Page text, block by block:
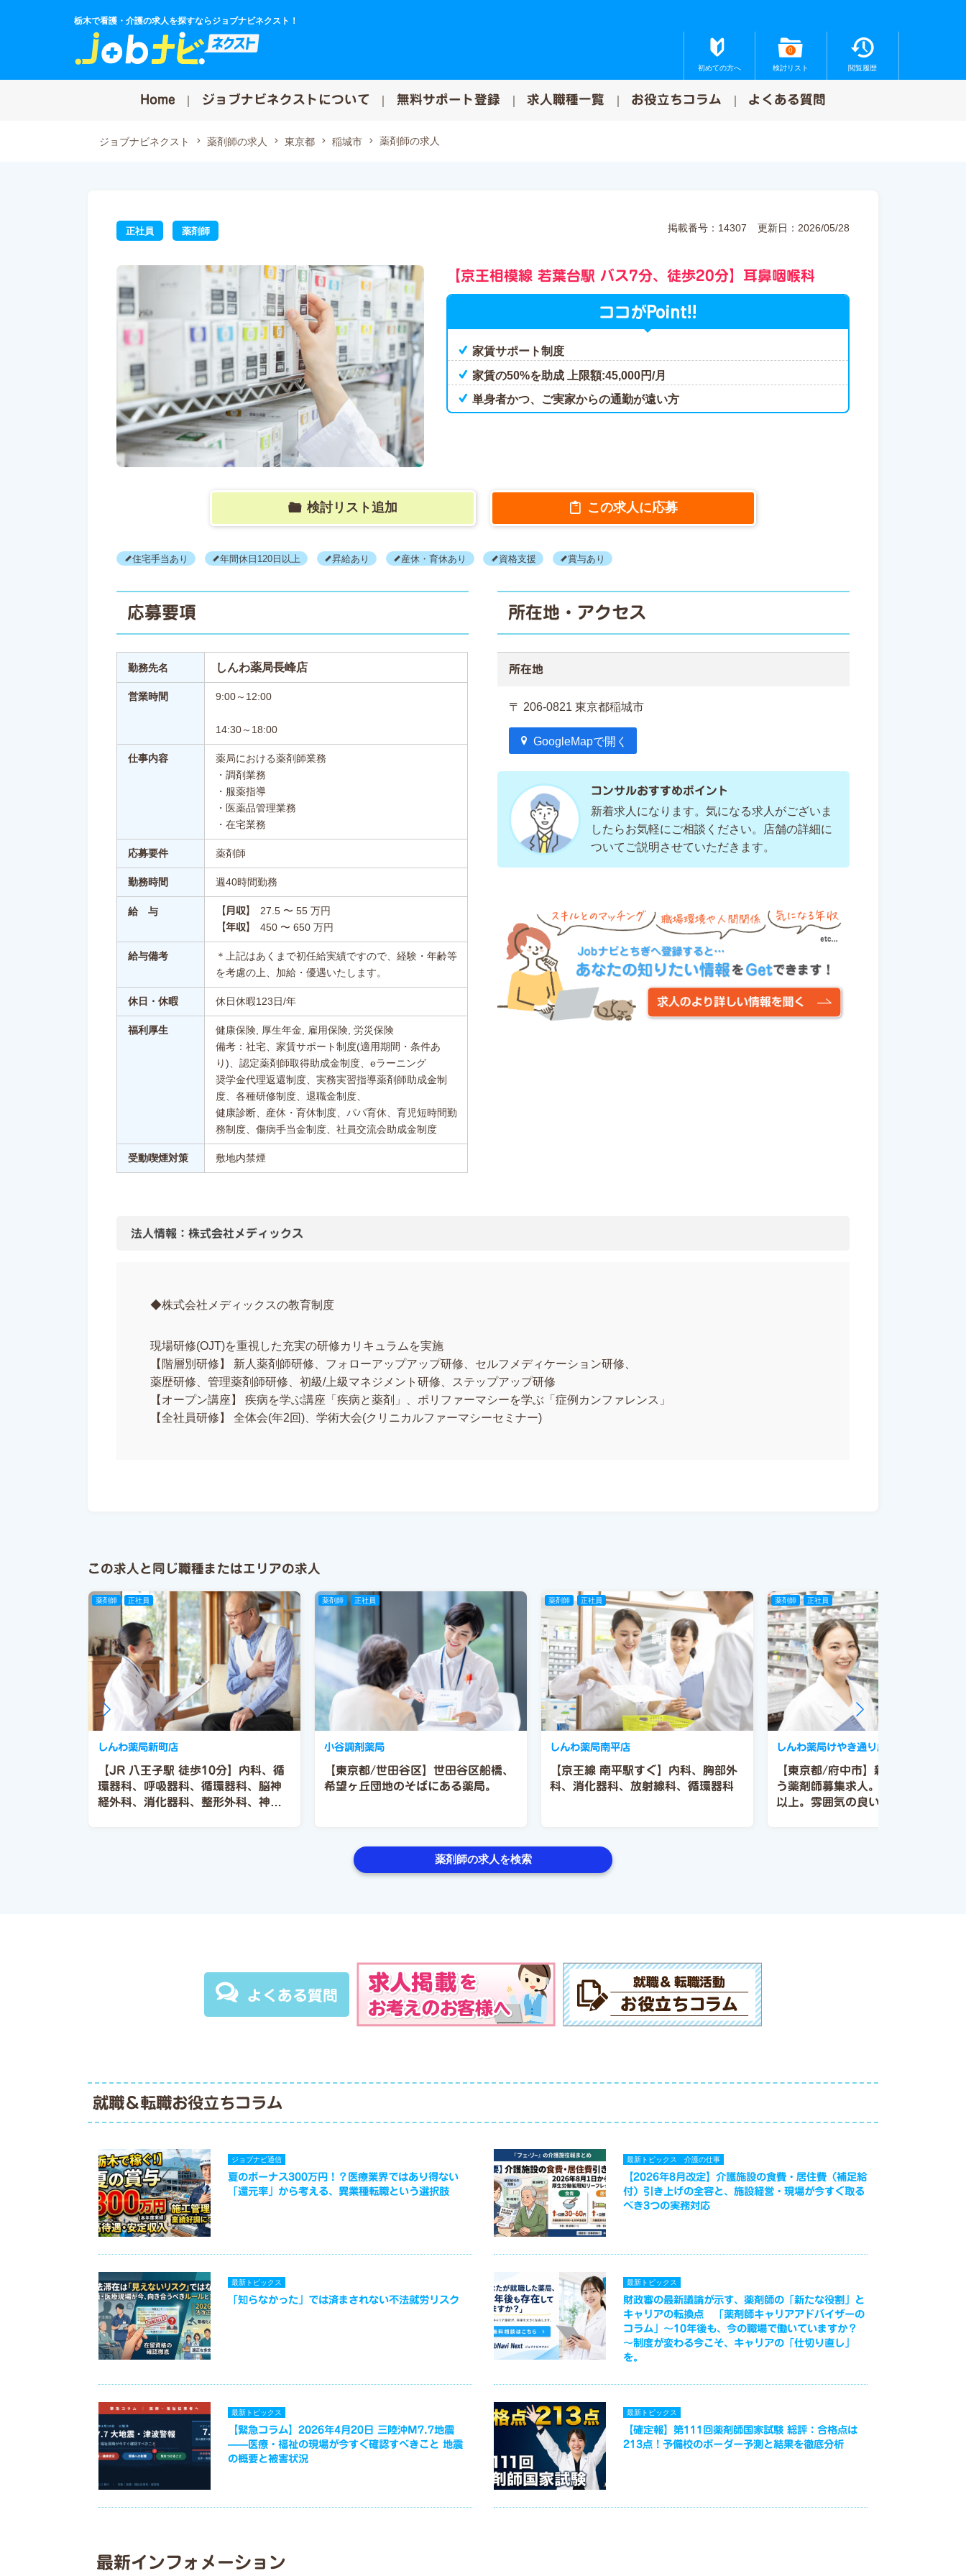
栃木で看護・介護の求人を探すならジョブナビネクスト！
初めての方へ
0
検討リスト 閲覧履歴
Home ジョブナビネクストについて 無料サポート登録 求人職種一覧 お役立ちコラム よくある質問
ジョブナビネクスト 薬剤師の求人 東京都 稲城市 薬剤師の求人
掲載番号：14307 更新日：2026/05/28
正社員 薬剤師
【京王相模線 若葉台駅 バス7分、徒歩20分】耳鼻咽喉科
ココがPoint!!
家賃サポート制度
家賃の50%を助成 上限額:45,000円/月
単身者かつ、ご実家からの通勤が遠い方
検討リスト追加 この求人に応募
住宅手当あり 年間休日120日以上 昇給あり 産休・育休あり 資格支援 賞与あり
応募要項
勤務先名 しんわ薬局長峰店
営業時間 9:00～12:00
14:30～18:00
仕事内容
薬局における薬剤師業務
・調剤業務
・服薬指導
・医薬品管理業務
・在宅業務
応募要件 薬剤師
勤務時間 週40時間勤務
給 与 【月収】 27.5 〜 55 万円
【年収】 450 〜 650 万円
給与備考
＊上記はあくまで初任給実績ですので、経験・年齢等
を考慮の上、加給・優遇いたします。
休日・休暇 休日休暇123日/年
福利厚生
健康保険, 厚生年金, 雇用保険, 労災保険
備考：社宅、家賃サポート制度(適用期間・条件あ
り)、認定薬剤師取得助成金制度、eラーニング
奨学金代理返還制度、実務実習指導薬剤師助成金制
度、各種研修制度、退職金制度、
健康診断、産休・育休制度、パパ育休、育児短時間勤
務制度、傷病手当金制度、社員交流会助成金制度
受動喫煙対策 敷地内禁煙
所在地・アクセス
所在地
〒 206-0821 東京都稲城市
GoogleMapで開く
コンサルおすすめポイント
新着求人になります。気になる求人がございま
したらお気軽にご相談ください。店舗の詳細に
ついてご説明させていただきます。
法人情報：株式会社メディックス
◆株式会社メディックスの教育制度
現場研修(OJT)を重視した充実の研修カリキュラムを実施
【階層別研修】 新人薬剤師研修、フォローアップアップ研修、セルフメディケーション研修、
薬歴研修、管理薬剤師研修、初級/上級マネジメント研修、ステップアップ研修
【オープン講座】 疾病を学ぶ講座「疾病と薬剤」、ポリファーマシーを学ぶ「症例カンファレンス」
【全社員研修】 全体会(年2回)、学術大会(クリニカルファーマシーセミナー)
この求人と同じ職種またはエリアの求人
薬剤師 正社員
【JR 八王子駅 徒歩10分】内科、循
環器科、呼吸器科、循環器科、脳神
経外科、消化器科、整形外科、神経
しんわ薬局新町店
薬剤師 正社員
【東京都/世田谷区】世田谷区船橋、
希望ヶ丘団地のそばにある薬局。
小谷調剤薬局
薬剤師 正社員
【京王線 南平駅すぐ】内科、胸部外
科、消化器科、放射線科、循環器科
しんわ薬局南平店
薬剤師 正社員
【東京都/府中市】新着！！ 欠員に
う薬剤師募集求人。年間休日123日
以上。雰囲気の良い薬局で様々な経
しんわ薬局けやき通り店
薬剤師の求人を検索
よくある質問
就職＆転職お役立ちコラム
ジョブナビ通信
夏のボーナス300万円！？医療業界ではあり得ない
「還元率」から考える、異業種転職という選択肢
最新トピックス 介護の仕事
【2026年8月改定】介護施設の食費・居住費（補足給
付）引き上げの全容と、施設経営・現場が今すぐ取る
べき3つの実務対応
最新トピックス
「知らなかった」では済まされない不法就労リスク
最新トピックス
財政審の最新議論が示す、薬剤師の「新たな役割」と
キャリアの転換点 「薬剤師キャリアアドバイザーの
コラム」～10年後も、今の職場で働いていますか？
～制度が変わる今こそ、キャリアの「仕切り直し」
を。
最新トピックス
【緊急コラム】2026年4月20日 三陸沖M7.7地震
——医療・福祉の現場が今すぐ確認すべきこと 地震
の概要と被害状況
最新トピックス
【確定報】第111回薬剤師国家試験 総評：合格点は
213点！予備校のボーダー予測と結果を徹底分析
最新インフォメーション